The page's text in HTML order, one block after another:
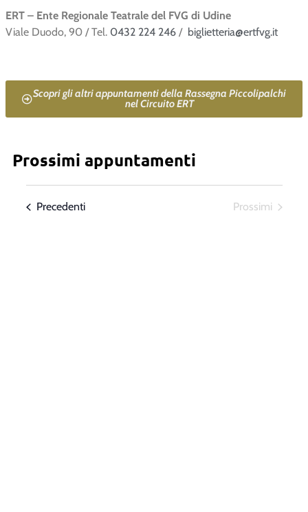
ERT – Ente Regionale Teatrale del FVG di Udine
Viale Duodo, 90 / Tel. 0432 224 246 / biglietteria@ertfvg.it
Scopri gli altri appuntamenti della Rassegna Piccolipalchi
nel Circuito ERT
Prossimi appuntamenti
PrecedentiSpettacoli Prossimi